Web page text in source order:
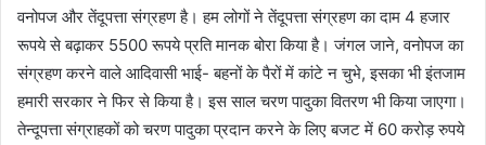
वनोपज और तेंदूपत्ता संग्रहण है। हम लोगों ने तेंदूपत्ता संग्रहण का दाम 4 हजार
रूपये से बढ़ाकर 5500 रूपये प्रति मानक बोरा किया है। जंगल जाने, वनोपज का
संग्रहण करने वाले आदिवासी भाई- बहनों के पैरों में कांटे न चुभे, इसका भी इंतजाम
हमारी सरकार ने फिर से किया है। इस साल चरण पादुका वितरण भी किया जाएगा।
तेन्दूपत्ता संग्राहकों को चरण पादुका प्रदान करने के लिए बजट में 60 करोड़ रुपये